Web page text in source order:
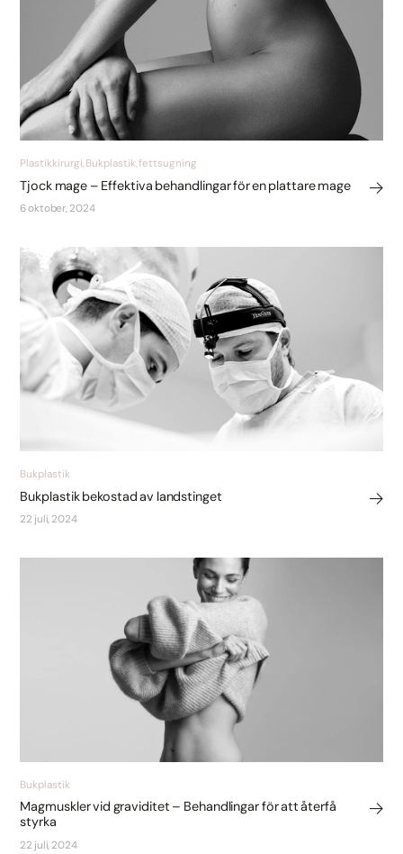
Plastikkirurgi, Bukplastik, fettsugning
Tjock mage – Effektiva behandlingar för en plattare mage
6 oktober, 2024
Bukplastik
Bukplastik bekostad av landstinget
22 juli, 2024
Bukplastik
Magmuskler vid graviditet – Behandlingar för att återfå
styrka
22 juli, 2024